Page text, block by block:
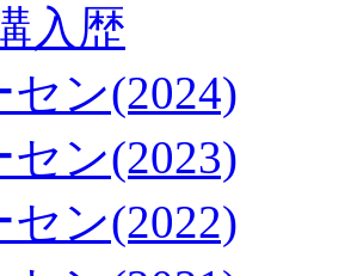
入歴
セン(2024)
セン(2023)
セン(2022)